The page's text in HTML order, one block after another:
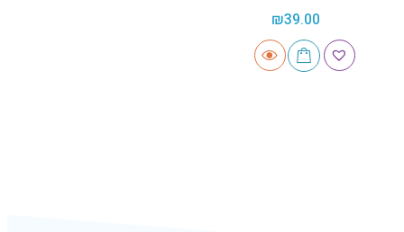
₪39.00